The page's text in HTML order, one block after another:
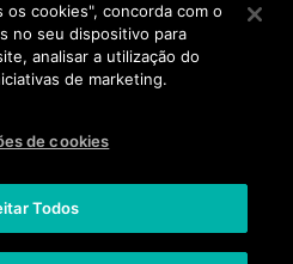
Distribuidores
legal
os cookies", concorda com o
no seu dispositivo para
analisar a utilização do
de marketing.
de cookies
Todos